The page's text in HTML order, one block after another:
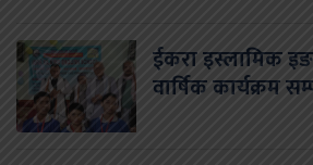
ईकरा इस्लामिक
वार्षिक कार्यक्रम